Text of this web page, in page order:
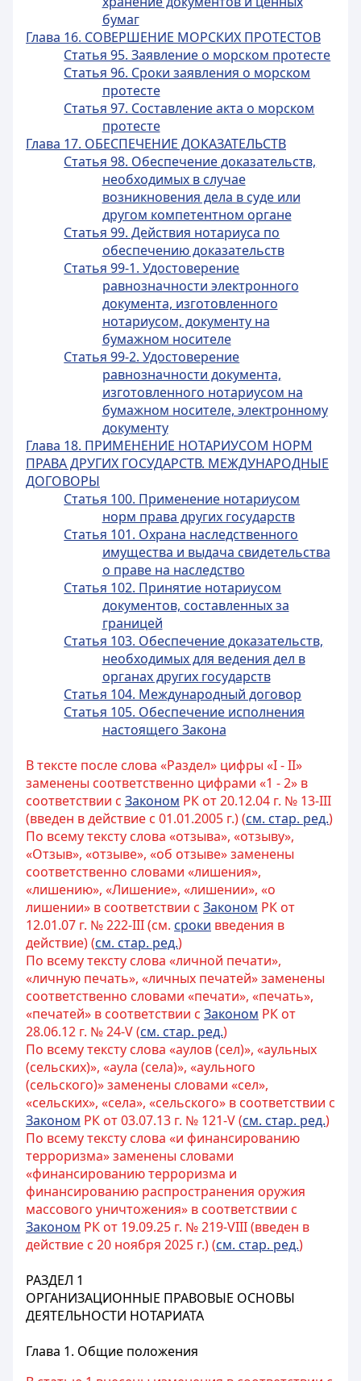
бумаг
Глава 16. СОВЕРШЕНИЕ МОРСКИХ ПРОТЕСТОВ
Статья 95. Заявление о морском протесте
Статья 96. Сроки заявления о морском
протесте
Статья 97. Составление акта о морском
протесте
Глава 17. ОБЕСПЕЧЕНИЕ ДОКАЗАТЕЛЬСТВ
Статья 98. Обеспечение доказательств,
необходимых в случае
возникновения дела в суде или
другом компетентном органе
Статья 99. Действия нотариуса по
обеспечению доказательств
Статья 99-1. Удостоверение
равнозначности электронного
документа, изготовленного
нотариусом, документу на
бумажном носителе
Статья 99-2. Удостоверение
равнозначности документа,
изготовленного нотариусом на
бумажном носителе, электронному
документу
Глава 18. ПРИМЕНЕНИЕ НОТАРИУСОМ НОРМ
ПРАВА ДРУГИХ ГОСУДАРСТВ. МЕЖДУНАРОДНЫЕ
ДОГОВОРЫ
Статья 100. Применение нотариусом
норм права других государств
Статья 101. Охрана наследственного
имущества и выдача свидетельства
о праве на наследство
Статья 102. Принятие нотариусом
документов, составленных за
границей
Статья 103. Обеспечение доказательств,
необходимых для ведения дел в
органах других государств
Статья 104. Международный договор
Статья 105. Обеспечение исполнения
настоящего Закона
В тексте после слова «Раздел» цифры «I - II»
заменены соответственно цифрами «1 - 2» в
соответствии с Законом РК от 20.12.04 г. № 13-III
(введен в действие с 01.01.2005 г.) (см. стар. ред.)
По всему тексту слова «отзыва», «отзыву»,
«Отзыв», «отзыве», «об отзыве» заменены
соответственно словами «лишения»,
«лишению», «Лишение», «лишении», «о
лишении» в соответствии с Законом РК от
12.01.07 г. № 222-III (см. сроки введения в
действие) (см. стар. ред.)
По всему тексту слова «личной печати»,
«личную печать», «личных печатей» заменены
соответственно словами «печати», «печать»,
«печатей» в соответствии с Законом РК от
28.06.12 г. № 24-V (см. стар. ред.)
По всему тексту слова «аулов (сел)», «аульных
(сельских)», «аула (села)», «аульного
(сельского)» заменены словами «сел»,
«сельских», «села», «сельского» в соответствии с
Законом РК от 03.07.13 г. № 121-V (см. стар. ред.)
По всему тексту слова «и финансированию
терроризма» заменены словами
«финансированию терроризма и
финансированию распространения оружия
массового уничтожения» в соответствии с
Законом РК от 19.09.25 г. № 219-VIII (введен в
действие с 20 ноября 2025 г.) (см. стар. ред.)
РАЗДЕЛ 1
ОРГАНИЗАЦИОННЫЕ ПРАВОВЫЕ ОСНОВЫ
ДЕЯТЕЛЬНОСТИ НОТАРИАТА
Глава 1. Общие положения